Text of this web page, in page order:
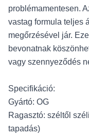
problémamentesen.
vastag formula teljes
megőrzésével jár.
bevonatnak
vagy szennyeződés
Specifikáció:
Gyártó: OG
Ragasztó: széltől
tapadás)